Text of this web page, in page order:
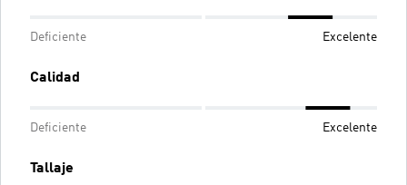
Deficiente Excelente
Calidad
Deficiente Excelente
Tallaje